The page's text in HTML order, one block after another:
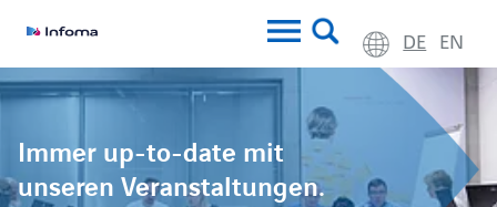
DE EN
Immer up-to-date mit
unseren Veranstaltungen.